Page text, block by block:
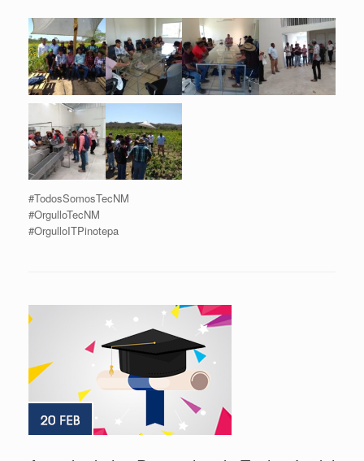
#TodosSomosTecNM
#OrgulloTecNM
#OrgulloITPinotepa